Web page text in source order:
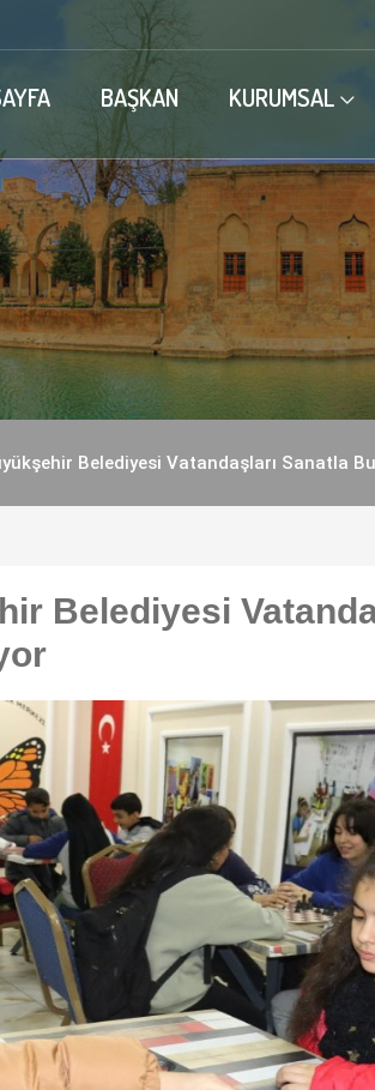
BAŞKAN KURUMSAL
Belediyesi Vatandaşları Sanatla
Belediyesi